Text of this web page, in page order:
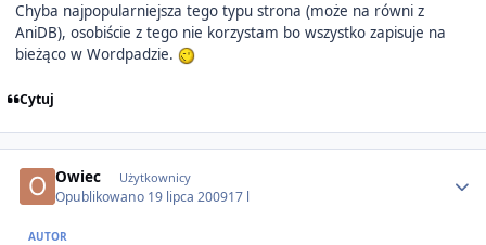
Chyba najpopularniejsza tego typu strona (może na równi z
AniDB), osobiście z tego nie korzystam bo wszystko zapisuje na
bieżąco w Wordpadzie.
Cytuj
Owiec Użytkownicy
Opublikowano 19 lipca 200917 l
AUTOR